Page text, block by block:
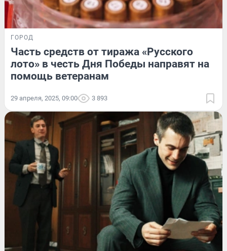
ГОРОД
Часть средств от тиража «Русского
лото» в честь Дня Победы направят на
помощь ветеранам
29 апреля, 2025, 09:00 3 893